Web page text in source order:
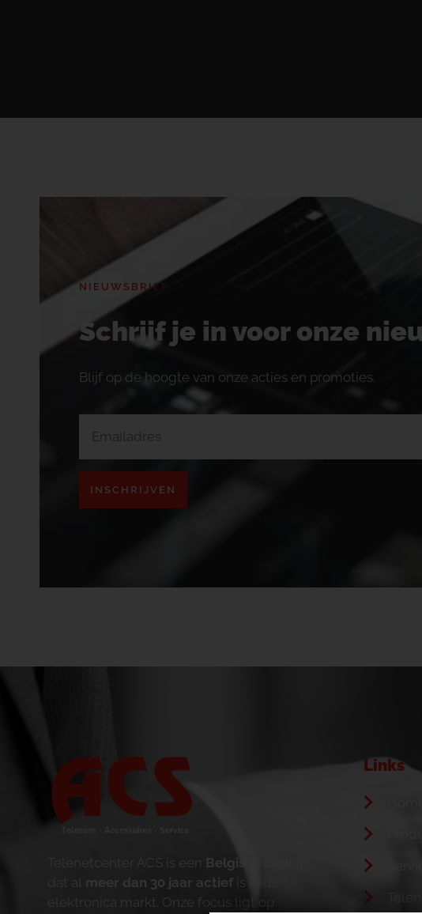
NIEUWSBRIEF
Schrijf je in voor onze
Blijf op de hoogte van onze acties en promoties.
INSCHRIJVEN
Telenetcenter ACS is een Belgisch
dat al meer dan 30 jaar actief is in de
elektronica markt. Onze focus ligt op
Links